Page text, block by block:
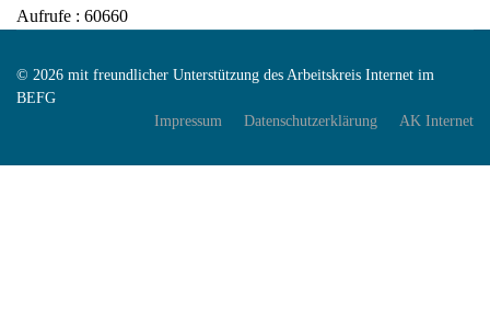
Aufrufe : 60660
© 2026 mit freundlicher Unterstützung des Arbeitskreis Internet im
BEFG
Impressum
Datenschutzerklärung AK Internet